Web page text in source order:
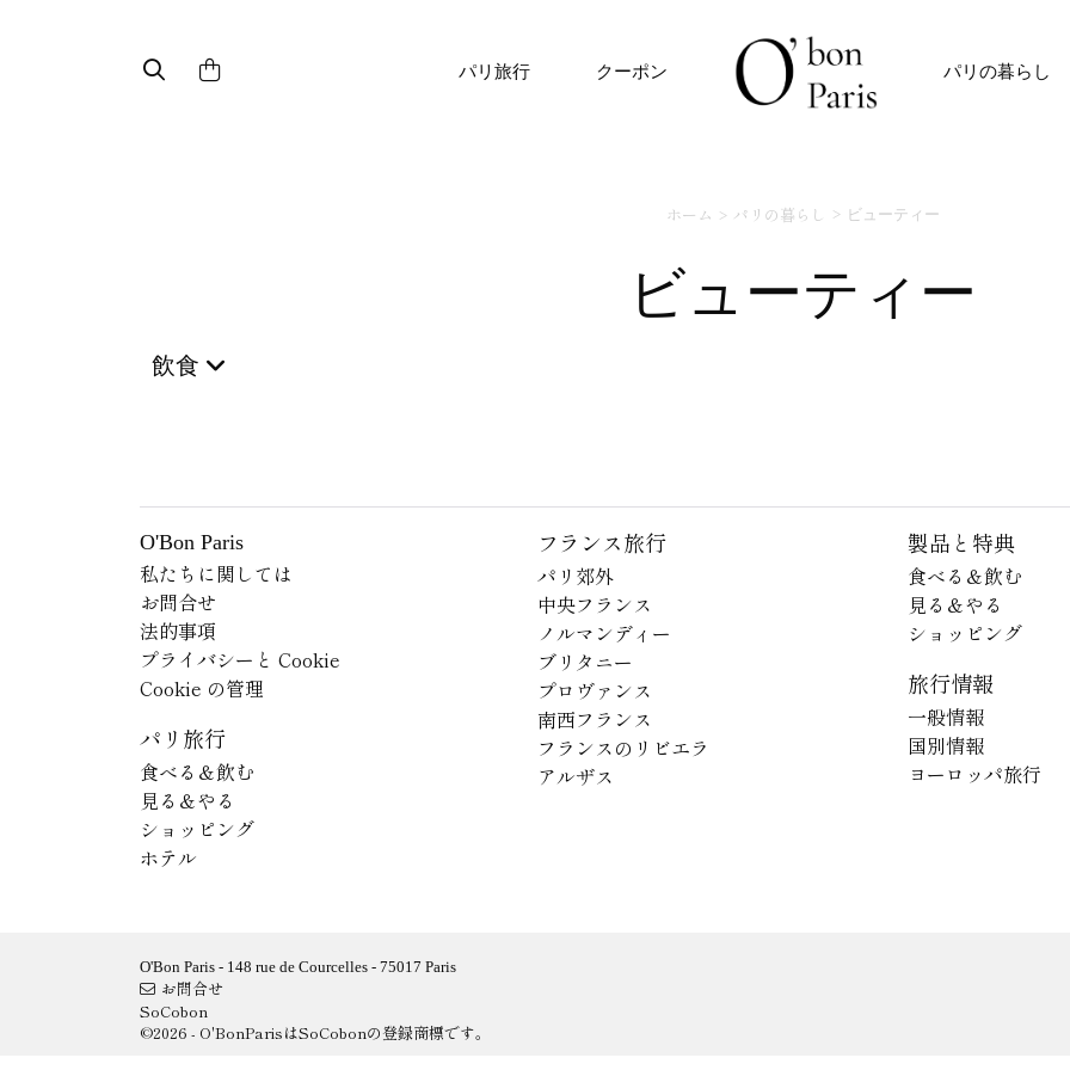
パリ旅行 クーポン パリの暮らし
ホーム パリの暮らし ビューティー
ビューティー
飲食
O'Bon Paris
私たちに関しては
お問合せ
法的事項
プライバシーと Cookie
Cookie の管理
パリ旅行
食べる＆飲む
見る＆やる
ショッピング
ホテル
フランス旅行
パリ郊外
中央フランス
ノルマンディー
ブリタニー
プロヴァンス
南西フランス
フランスのリビエラ
アルザス
製品と特典
食べる＆飲む
見る＆やる
ショッピング
旅行情報
一般情報
国別情報
ヨーロッパ旅行
O'Bon Paris - 148 rue de Courcelles - 75017 Paris
お問合せ
SoCobon
©2026 - O'BonParisはSoCobonの登録商標です。